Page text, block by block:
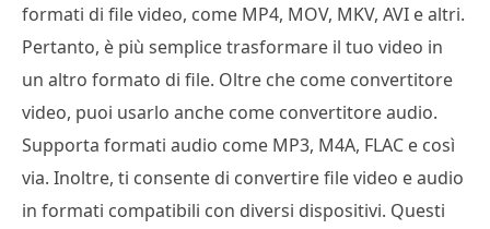
formati di file video, come MP4, MOV, MKV, AVI e altri.
Pertanto, è più semplice trasformare il tuo video in
un altro formato di file. Oltre che come convertitore
video, puoi usarlo anche come convertitore audio.
Supporta formati audio come MP3, M4A, FLAC e così
via. Inoltre, ti consente di convertire file video e audio
in formati compatibili con diversi dispositivi. Questi